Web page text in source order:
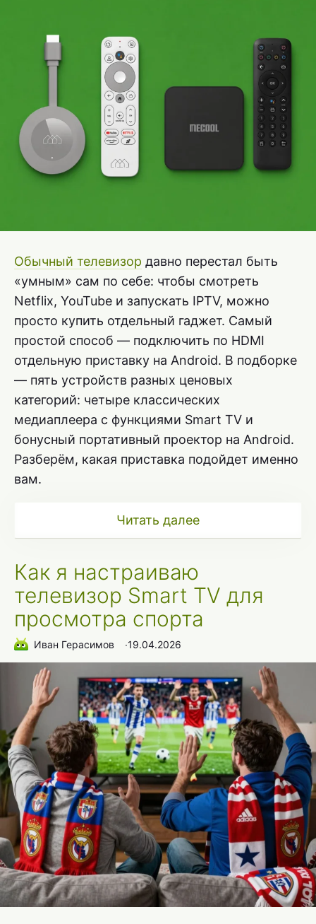
Обычный телевизор давно перестал быть
«умным» сам по себе: чтобы смотреть
Netflix, YouTube и запускать IPTV, можно
просто купить отдельный гаджет. Самый
простой способ — подключить по HDMI
отдельную приставку на Android. В подборке
— пять устройств разных ценовых
категорий: четыре классических
медиаплеера с функциями Smart TV и
бонусный портативный проектор на Android.
Разберём, какая приставка подойдет именно
вам.
Читать далее
Как я настраиваю
телевизор Smart TV для
просмотра спорта
Иван Герасимов ∙19.04.2026